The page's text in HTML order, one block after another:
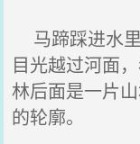
马蹄踩进水
目光越过河面
林后面是一片
的轮廓。